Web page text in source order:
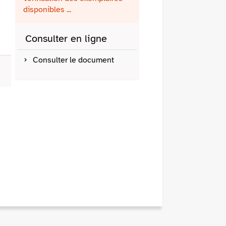
disponibles ...
Consulter en ligne
Consulter le document